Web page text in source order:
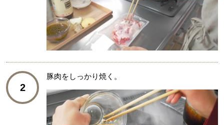
2
豚肉をしっかり焼く。